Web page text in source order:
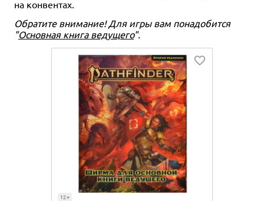
на конвентах.
Обратите внимание! Для игры вам понадобится
"Основная книга ведущего".
12+